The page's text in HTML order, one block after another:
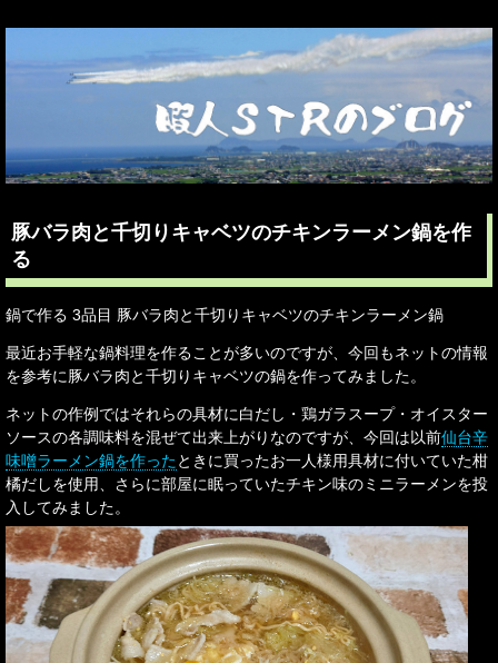
豚バラ肉と千切りキャベツのチキンラーメン鍋を作
る
鍋で作る 3品目 豚バラ肉と千切りキャベツのチキンラーメン鍋
最近お手軽な鍋料理を作ることが多いのですが、今回もネットの情報
を参考に豚バラ肉と千切りキャベツの鍋を作ってみました。
ネットの作例ではそれらの具材に白だし・鶏ガラスープ・オイスター
ソースの各調味料を混ぜて出来上がりなのですが、今回は以前仙台辛
味噌ラーメン鍋を作ったときに買ったお一人様用具材に付いていた柑
橘だしを使用、さらに部屋に眠っていたチキン味のミニラーメンを投
入してみました。